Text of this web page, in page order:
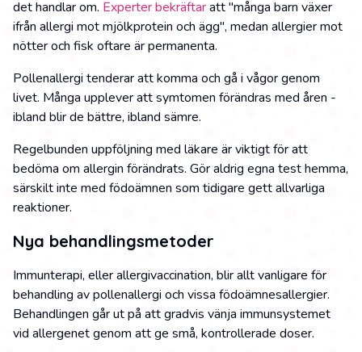
det handlar om. Experter bekräftaratt "många barn växer
ifrån allergi mot mjölkprotein och ägg", medan allergier mot
nötter och fisk oftare är permanenta.
Pollenallergi tenderar att komma och gå i vågor genom
livet. Många upplever att symtomen förändras med åren -
ibland blir de bättre, ibland sämre.
Regelbunden uppföljning med läkare är viktigt för att
bedöma om allergin förändrats. Gör aldrig egna test hemma,
särskilt inte med födoämnen som tidigare gett allvarliga
reaktioner.
Nya behandlingsmetoder
Immunterapi, eller allergivaccination, blir allt vanligare för
behandling av pollenallergi och vissa födoämnesallergier.
Behandlingen går ut på att gradvis vänja immunsystemet
vid allergenet genom att ge små, kontrollerade doser.